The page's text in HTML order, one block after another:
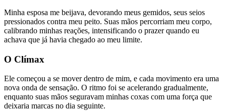
Minha esposa me beijava, devorando meus gemidos, seus seios
pressionados contra meu peito. Suas mãos percorriam meu corpo,
calibrando minhas reações, intensificando o prazer quando eu
achava que já havia chegado ao meu limite.
O Clímax
Ele começou a se mover dentro de mim, e cada movimento era uma
nova onda de sensação. O ritmo foi se acelerando gradualmente,
enquanto suas mãos seguravam minhas coxas com uma força que
deixaria marcas no dia seguinte.